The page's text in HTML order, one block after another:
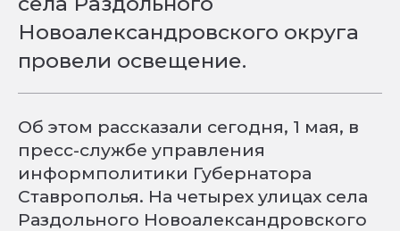
Новоалександровского округа
провели освещение.
Об этом рассказали сегодня, 1 мая, в
пресс-службе управления
информполитики Губернатора
Ставрополья. На четырех улицах села
Раздольного Новоалександровского